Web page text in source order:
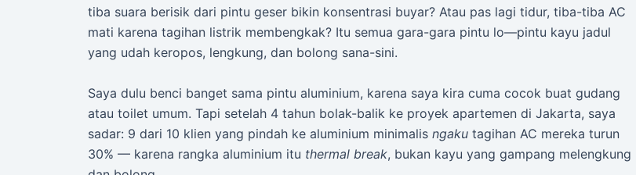
tiba suara berisik dari pintu geser bikin konsentrasi buyar? Atau pas lagi tidur, tiba-tiba AC
mati karena tagihan listrik membengkak? Itu semua gara-gara pintu lo—pintu kayu jadul
yang udah keropos, lengkung, dan bolong sana-sini.
Saya dulu benci banget sama pintu aluminium, karena saya kira cuma cocok buat gudang
atau toilet umum. Tapi setelah 4 tahun bolak-balik ke proyek apartemen di Jakarta, saya
sadar: 9 dari 10 klien yang pindah ke aluminium minimalis ngaku tagihan AC mereka turun
30% — karena rangka aluminium itu thermal break, bukan kayu yang gampang melengkung